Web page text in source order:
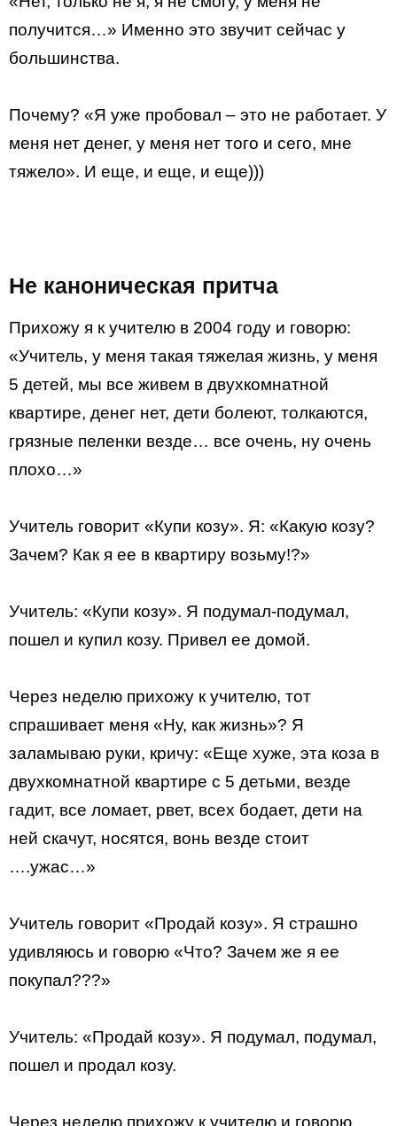
получится…» Именно это звучит сейчас у
большинства.
Почему? «Я уже пробовал – это не работает. У
меня нет денег, у меня нет того и сего, мне
тяжело». И еще, и еще, и еще)))
Не каноническая притча
Прихожу я к учителю в 2004 году и говорю:
«Учитель, у меня такая тяжелая жизнь, у меня
5 детей, мы все живем в двухкомнатной
квартире, денег нет, дети болеют, толкаются,
грязные пеленки везде… все очень, ну очень
плохо…»
Учитель говорит «Купи козу». Я: «Какую козу?
Зачем? Как я ее в квартиру возьму!?»
Учитель: «Купи козу». Я подумал-подумал,
пошел и купил козу. Привел ее домой.
Через неделю прихожу к учителю, тот
спрашивает меня «Ну, как жизнь»? Я
заламываю руки, кричу: «Еще хуже, эта коза в
двухкомнатной квартире с 5 детьми, везде
гадит, все ломает, рвет, всех бодает, дети на
ней скачут, носятся, вонь везде стоит
….ужас…»
Учитель говорит «Продай козу». Я страшно
удивляюсь и говорю «Что? Зачем же я ее
покупал???»
Учитель: «Продай козу». Я подумал, подумал,
пошел и продал козу.
Через неделю прихожу к учителю и говорю